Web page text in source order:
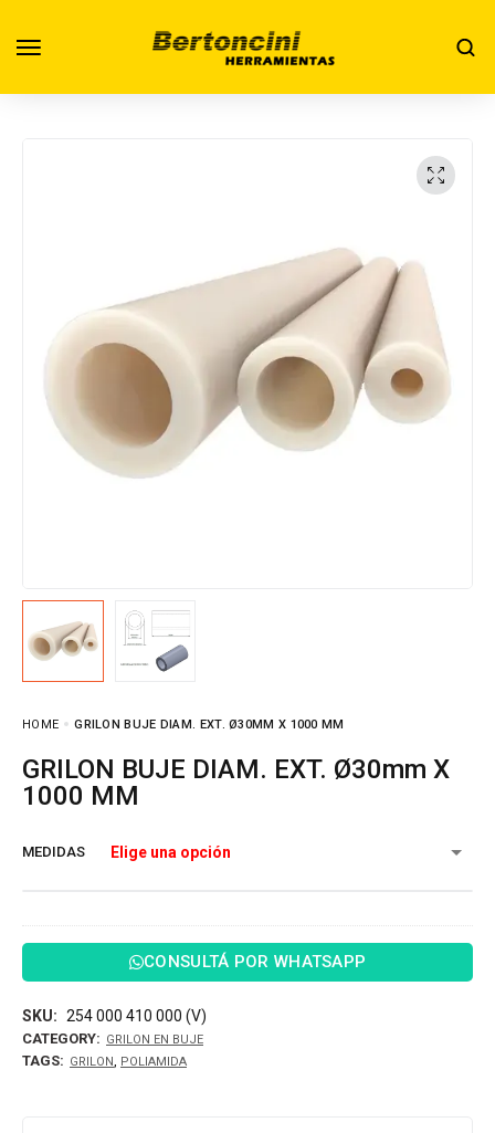
HOME GRILON BUJE DIAM. EXT. Ø30MM X 1000 MM
GRILON BUJE DIAM. EXT. Ø30mm X
1000 MM
MEDIDAS
CONSULTÁ POR WHATSAPP
SKU: 254 000 410 000 (V)
CATEGORY: GRILON EN BUJE
TAGS: GRILON POLIAMIDA